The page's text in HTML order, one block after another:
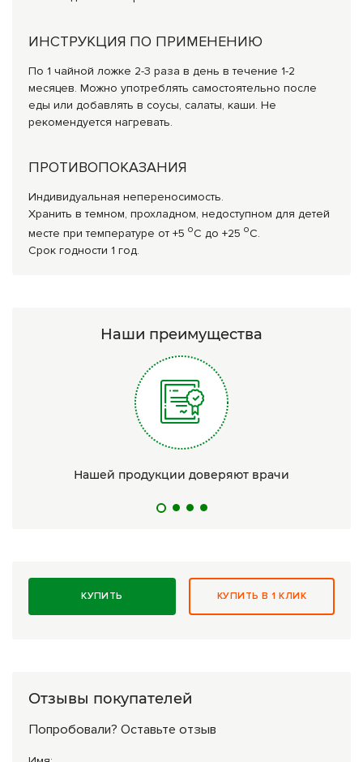
ИНСТРУКЦИЯ ПО ПРИМЕНЕНИЮ
По 1 чайной ложке 2-3 раза в день в течение 1-2
месяцев. Можно употреблять самостоятельно после
еды или добавлять в соусы, салаты, каши. Не
рекомендуется нагревать.
ПРОТИВОПОКАЗАНИЯ
Индивидуальная непереносимость.
Хранить в темном, прохладном, недоступном для детей
месте при температуре от +5 оС до +25 оС.
Срок годности 1 год.
Наши преимущества
Нашей продукции доверяют врачи
КУПИТЬ КУПИТЬ В 1 КЛИК
Отзывы покупателей
Попробовали? Оставьте отзыв